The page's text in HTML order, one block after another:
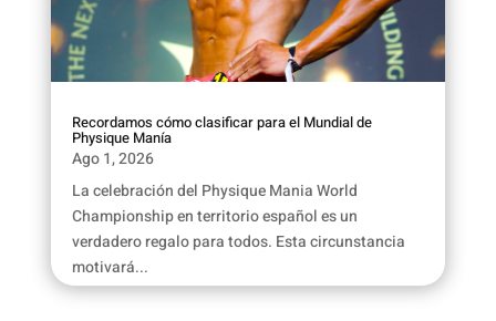
Recordamos cómo clasificar para el Mundial de
Physique Manía
Ago 1, 2026
La celebración del Physique Mania World
Championship en territorio español es un
verdadero regalo para todos. Esta circunstancia
motivará...